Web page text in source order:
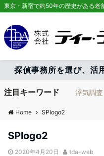
東京・新宿で約50年の歴史がある老
探偵事務所を選び、活
注目キーワード 浮気調査
Home SPlogo2
SPlogo2
2020年4月20日 tda-web